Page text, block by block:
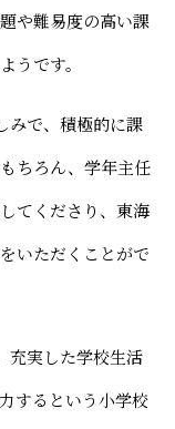
や難易度の高い課
うです。
みで、積極的に課
ちろん、学年主任
てくださり、東海
いただくことがで
充実した学校生活
するという小学校